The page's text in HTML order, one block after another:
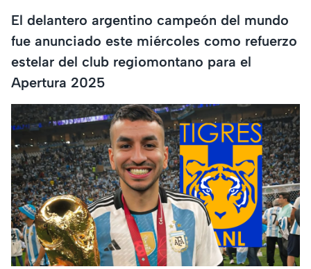
El delantero argentino campeón del mundo
fue anunciado este miércoles como refuerzo
estelar del club regiomontano para el
Apertura 2025